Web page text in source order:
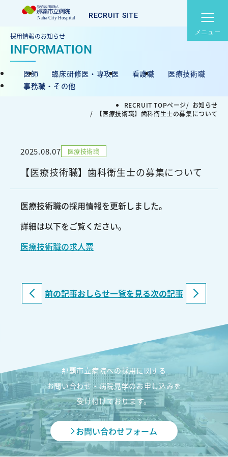
RECRUIT SITE
メニュー
募集職種
働く環境・制度
CONTACT
採用情報のお知らせ
医師 臨床研修医・専攻医 看護職
医療技術職
事務職・その他
RECRUIT TOPページ
お知らせ
【医療技術職】歯科衛生士の募集について
2025.08.07 医療技術職
【医療技術職】歯科衛生士の募集について
医療技術職の採用情報を更新しました。
詳細は以下をご覧ください。
医療技術職の求人票
前の記事おしらせ一覧を見る次の記事
那覇市立病院への採用に関する
お問い合わせ・病院見学のお申し込みを
受け付けております。
お問い合わせフォーム